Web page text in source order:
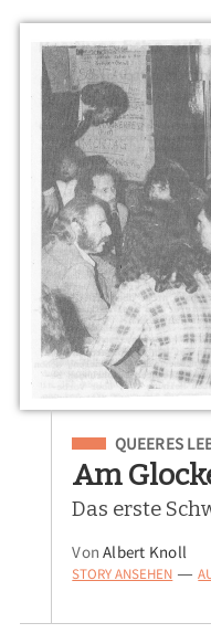
Eingeordnet
QUEERES
Am
Das erste
VonAlbert Knoll
STORY ANSEHEN —